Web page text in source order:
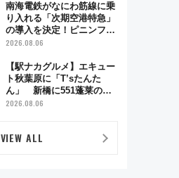
南海電鉄がなにわ筋線に乗
り入れる「次期空港特急」
の導入を決定！ピニンファ
リーナによる日本初の鉄道
2026.08.06
【駅ナカグルメ】エキュー
ト秋葉原に「T’sたんた
ん」 新橋に551蓬莱の
DNAを継ぐ「東京豚饅」、
【2026年8月】
2026.08.06
VIEW ALL